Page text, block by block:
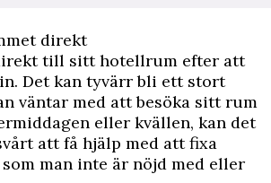
direkt
till sitt hotellrum efter att
Det kan tyvärr bli ett stort
väntar med att besöka sitt rum
eller kvällen, kan det
att få hjälp med att fixa
man inte är nöjd med eller